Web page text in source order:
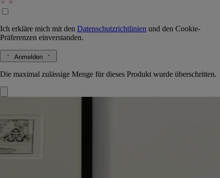
Ich erkläre mich mit den Datenschutzrichtlinien und den Cookie-
Präferenzen einverstanden.
Anmelden
Die maximal zulässige Menge für dieses Produkt wurde überschritten.